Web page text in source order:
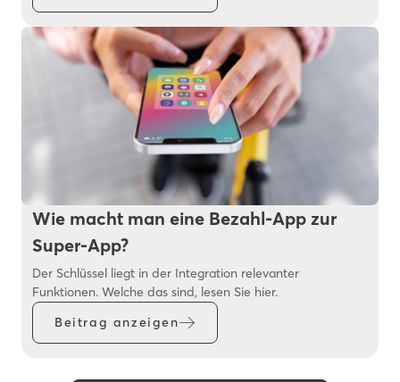
Wie macht man eine Bezahl-App zur
Super-App?
Der Schlüssel liegt in der Integration relevanter
Funktionen. Welche das sind, lesen Sie hier.
Beitrag anzeigen